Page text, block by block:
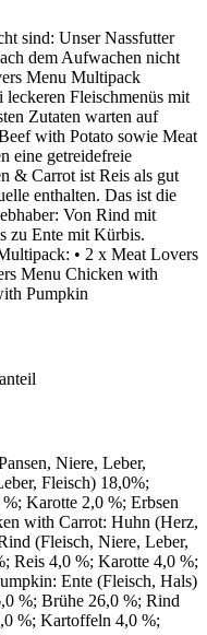
sind: Unser Nassfutter
dem Aufwachen nicht
Menu Multipack
leckeren Fleischmenüs mit
Zutaten warten auf
with Potato sowie Meat
eine getreidefreie
& Carrot ist Reis als gut
enthalten. Das ist die
Von Rind mit
zu Ente mit Kürbis.
• 2 x Meat Lovers
Menu Chicken with
Pumpkin
Niere, Leber,
Fleisch) 18,0%;
Karotte 2,0 %; Erbsen
with Carrot: Huhn (Herz,
(Fleisch, Niere, Leber,
Reis 4,0 %; Karotte 4,0 %;
Ente (Fleisch, Hals)
%; Brühe 26,0 %; Rind
%; Kartoffeln 4,0 %;